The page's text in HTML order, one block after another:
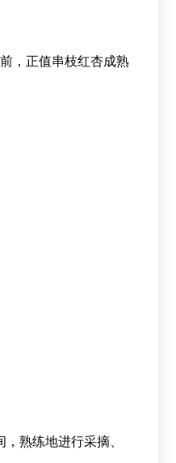
，正值串枝红杏成熟
熟练地进行采摘、